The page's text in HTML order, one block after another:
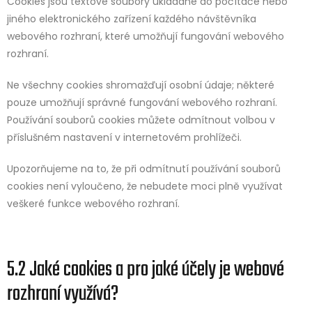
jiného elektronického zařízení každého návštěvníka
webového rozhraní, které umožňují fungování webového
rozhraní.
Ne všechny cookies shromažďují osobní údaje; některé
pouze umožňují správné fungování webového rozhraní.
Používání souborů cookies můžete odmítnout volbou v
příslušném nastavení v internetovém prohlížeči.
Upozorňujeme na to, že při odmítnutí používání souborů
cookies není vyloučeno, že nebudete moci plně využívat
veškeré funkce webového rozhraní.
5.2 Jaké cookies a pro jaké účely je webové
rozhraní využívá?